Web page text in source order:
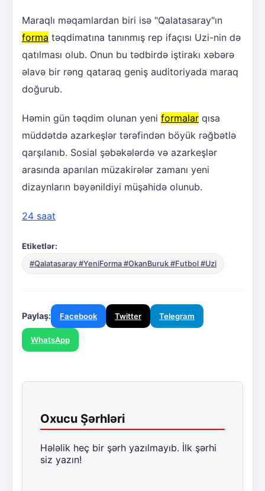
Maraqlı məqamlardan biri isə "Qalatasaray"ın
forma təqdimatına tanınmış rep ifaçısı Uzi-nin də
qatılması olub. Onun bu tədbirdə iştirakı xəbərə
əlavə bir rəng qataraq geniş auditoriyada maraq
doğurub.
Həmin gün təqdim olunan yeni formalar qısa
müddətdə azarkeşlər tərəfindən böyük rəğbətlə
qarşılanıb. Sosial şəbəkələrdə və azarkeşlər
arasında aparılan müzakirələr zamanı yeni
dizaynların bəyənildiyi müşahidə olunub.
24 saat
Etiketlər:
#Qalatasaray #YeniForma #OkanBuruk #Futbol #Uzi
Paylaş: Facebook Twitter Telegram
WhatsApp
Oxucu Şərhləri
Hələlik heç bir şərh yazılmayıb. İlk şərhi
siz yazın!